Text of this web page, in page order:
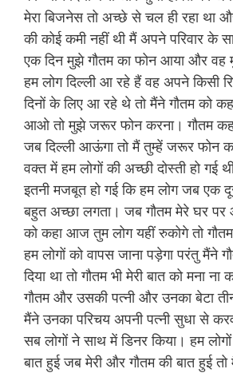
मेरा बिजनेस तो अच्छे से चल ही रहा था
की कोई कमी नहीं थी मैं अपने परिवार के
एक दिन मुझे गौतम का फोन आया और वह
हम लोग दिल्ली आ रहे हैं वह अपने किसी
दिनों के लिए आ रहे थे तो मैंने गौतम को
आओ तो मुझे जरूर फोन करना। गौतम
जब दिल्ली आऊंगा तो मैं तुम्हें जरूर फोन
वक्त में हम लोगों की अच्छी दोस्ती हो गई
इतनी मजबूत हो गई कि हम लोग जब एक
बहुत अच्छा लगता। जब गौतम मेरे घर पर
को कहा आज तुम लोग यहीं रुकोगे तो
हम लोगों को वापस जाना पड़ेगा परंतु मैंने
दिया था तो गौतम भी मेरी बात को मना
गौतम और उसकी पत्नी और उनका बेटा
मैंने उनका परिचय अपनी पत्नी सुधा से
सब लोगों ने साथ में डिनर किया। हम
बात हुई जब मेरी और गौतम की बात हुई